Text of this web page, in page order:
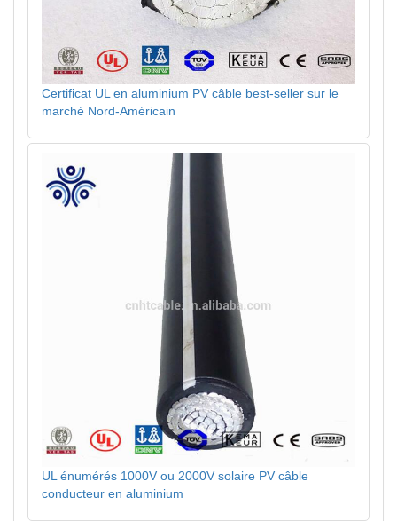
Certificat UL en aluminium PV câble best-seller sur le
marché Nord-Américain
UL énumérés 1000V ou 2000V solaire PV câble
conducteur en aluminium